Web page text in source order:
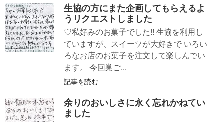
生協の方にまた企画してもらえるよ
うリクエストしました
♡私好みのお菓子でした!! 生協を利用し
ていますが、スイーツが大好きで いろい
ろなお店のお菓子を注文して楽しんでい
ます。 今回巣ご...
記事を読む
余りのおいしさに永く忘れかねてい
ました